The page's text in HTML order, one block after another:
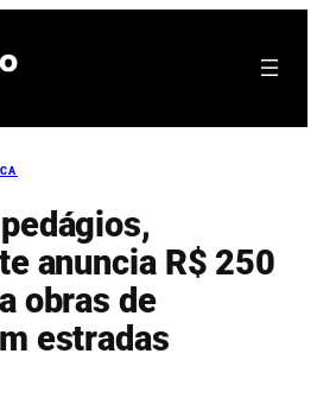
anuncia R$ 250
obras de
estradas